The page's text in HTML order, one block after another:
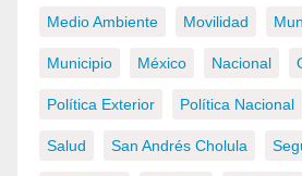
Medio Ambiente Movilidad
Municipio México Nacional
Política Exterior Política Nacional
Salud San Andrés Cholula